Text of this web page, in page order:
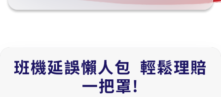
班機延誤懶人包 輕鬆理賠
一把罩!